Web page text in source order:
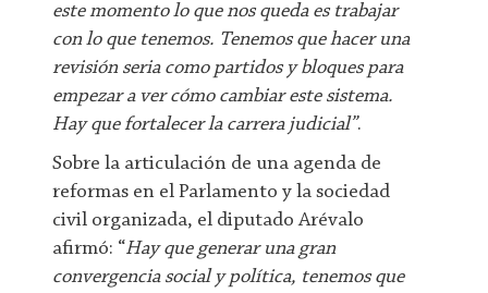
este momento lo que nos queda es trabajar
con lo que tenemos. Tenemos que hacer una
revisión seria como partidos y bloques para
empezar a ver cómo cambiar este sistema.
Hay que fortalecer la carrera judicial”.
Sobre la articulación de una agenda de
reformas en el Parlamento y la sociedad
civil organizada, el diputado Arévalo
afirmó: “Hay que generar una gran
convergencia social y política, tenemos que